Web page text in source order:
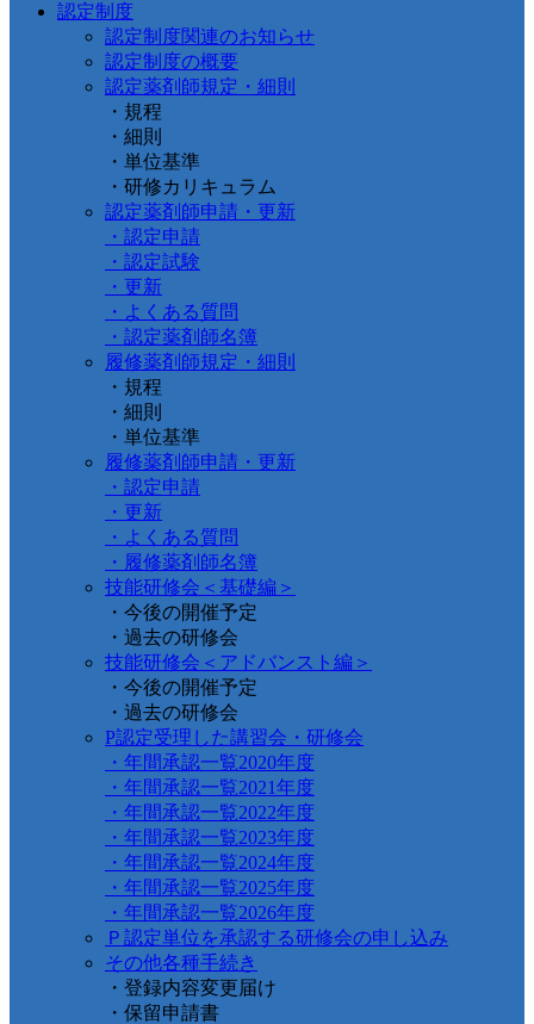
認定制度
認定制度関連のお知らせ
認定制度の概要
認定薬剤師規定・細則
・規程
・細則
・単位基準
・研修カリキュラム
認定薬剤師申請・更新
・認定申請
・認定試験
・更新
・よくある質問
・認定薬剤師名簿
履修薬剤師規定・細則
・規程
・細則
・単位基準
履修薬剤師申請・更新
・認定申請
・更新
・よくある質問
・履修薬剤師名簿
技能研修会＜基礎編＞
・今後の開催予定
・過去の研修会
技能研修会＜アドバンスト編＞
・今後の開催予定
・過去の研修会
P認定受理した講習会・研修会
・年間承認一覧2020年度
・年間承認一覧2021年度
・年間承認一覧2022年度
・年間承認一覧2023年度
・年間承認一覧2024年度
・年間承認一覧2025年度
・年間承認一覧2026年度
Ｐ認定単位を承認する研修会の申し込み
その他各種手続き
・登録内容変更届け
・保留申請書